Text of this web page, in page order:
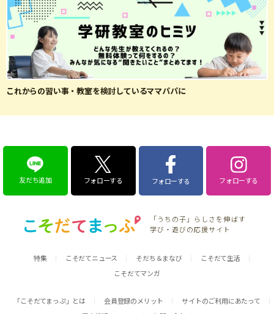
これからの習い事・教室を検討しているママパパに
友だち追加 フォローする フォローする フォローする
「うちの子」らしさを伸ばす
学び・遊びの応援サイト
特集 こそだてニュース そだち＆まなび
こそだて生活
こそだてマンガ
「こそだてまっぷ」とは 会員登録のメリット
サイトのご利用にあたって